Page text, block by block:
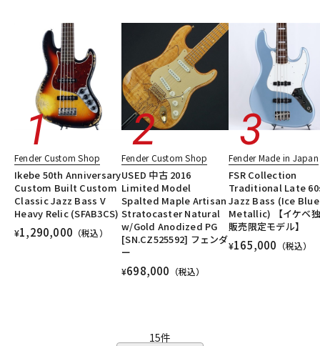
アンプ エフェクター
DJ機器
DTM オンライン納品 レコーディング機器
配信/ライブ機器 楽器アクセサリ
ヴィンテージ
エレキギター/#Player/Player II
エレキギター/#Player Plus
ベース
ベース/#Vintera/Vintera II
ベース/#Player/Player II
ユーズド
ヴィンテージ ALL
Fender Custom Shop
Ikebe 50th Anniversary
Custom Built Custom
Classic Jazz Bass V
Heavy Relic (SFAB3CS)
¥1,290,000 （税込）
Fender Custom Shop
USED 中古 2016
Limited Model
Spalted Maple Artisan
Stratocaster Natural
w/Gold Anodized PG
[SN.CZ525592] フェンダ
ー
¥698,000 （税込）
Fender Made in Japan
FSR Collection
Traditional Late
Jazz Bass (Ice Blue
Metallic) 【イケベ
販売限定モデル】
¥165,000 （税込）
15件